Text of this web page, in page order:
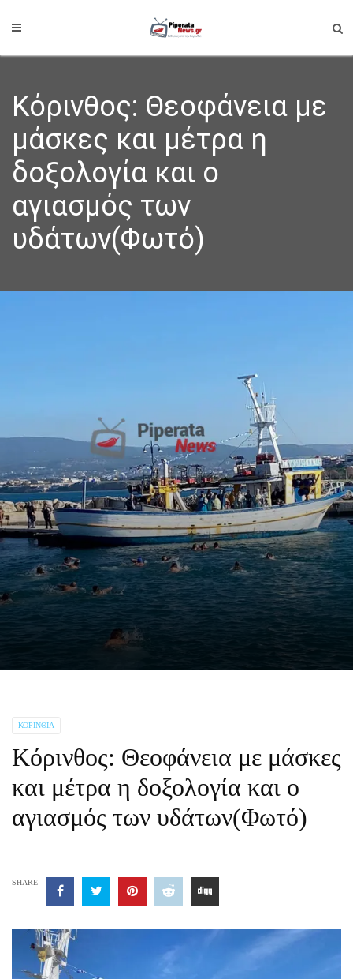
Κόρινθος: Θεοφάνεια με
μάσκες και μέτρα η
δοξολογία και ο
αγιασμός των
υδάτων(Φωτό)
ΚΟΡΙΝΘΊΑ
Κόρινθος: Θεοφάνεια με μάσκες
και μέτρα η δοξολογία και ο
αγιασμός των υδάτων(Φωτό)
SHARE